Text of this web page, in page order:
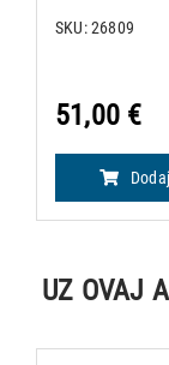
SKU: 26809
51,00 €
UZ OVAJ